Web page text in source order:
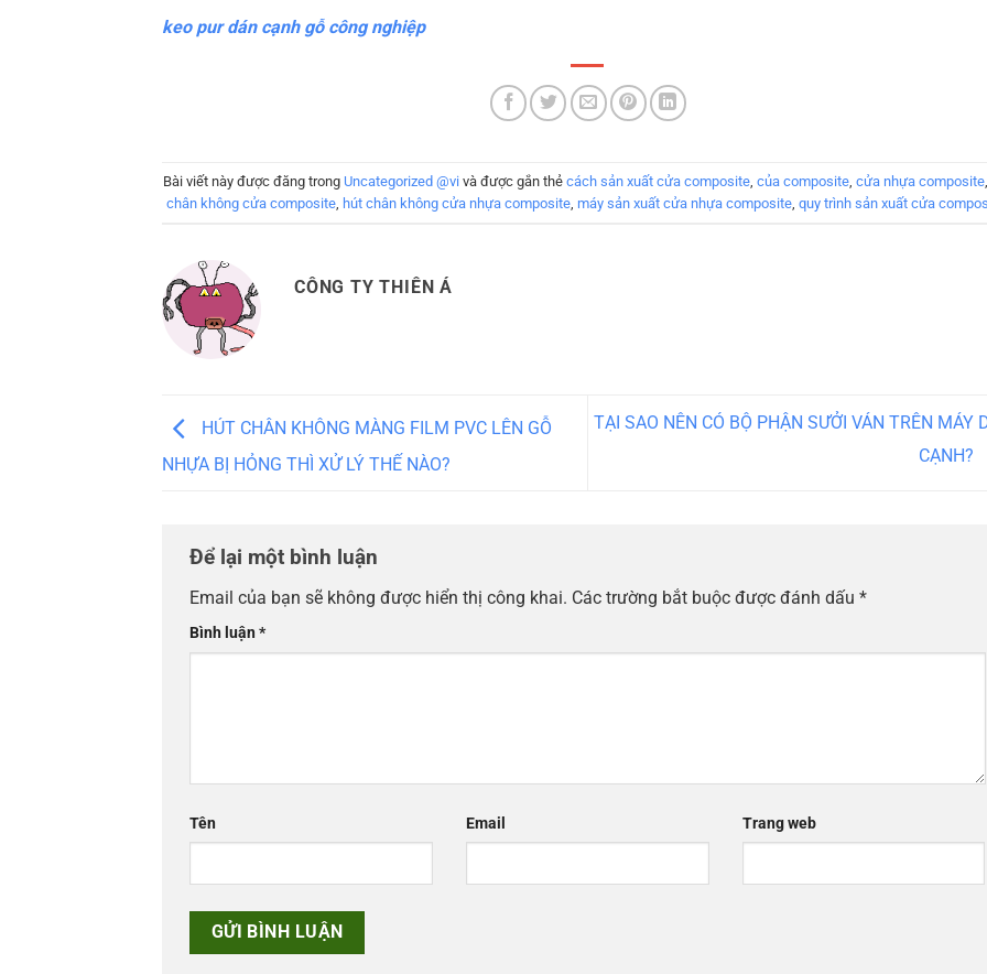
keo pur dán cạnh gỗ công nghiệp
Bài viết này được đăng trong Uncategorized @vi và được gắn thẻcách sản xuất cửa composite ,của composite ,cửa nhựa composite
chân không cửa composite hút chân không cửa nhựa composite ,máy sản xuất cửa nhựa composite ,quy trình sản xuất cửa
CÔNG TY THIÊN Á
HÚT CHÂN KHÔNG MÀNG FILM PVC LÊN GỖ
NHỰA BỊ HỎNG THÌ XỬ LÝ THẾ NÀO?
TẠI SAO NÊN CÓ BỘ PHẬN SƯỞI VÁN TRÊN MÁY
CẠNH?
Để lại một bình luận
Email của bạn sẽ không được hiển thị công khai. Các trường bắt buộc được đánh dấu *
Bình luận*
Tên Email Trang web